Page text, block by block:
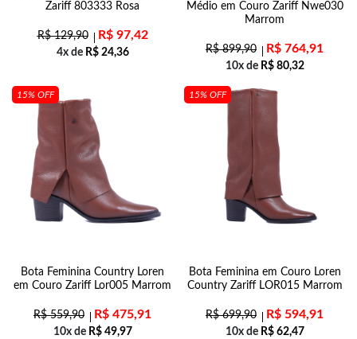
Zariff 803333 Rosa
R$129,90 R$97,42
4x de R$24,36
Médio em Couro Zariff Nwe030
Marrom
R$899,90 R$ 764,91
10x de R$80,32
15% OFF
Bota Feminina Country Loren
em Couro Zariff Lor005 Marrom
R$559,90 R$ 475,91
10x de R$49,97
15% OFF
Bota Feminina em Couro Loren
Country Zariff LOR015 Marrom
R$699,90 R$ 594,91
10x de R$62,47